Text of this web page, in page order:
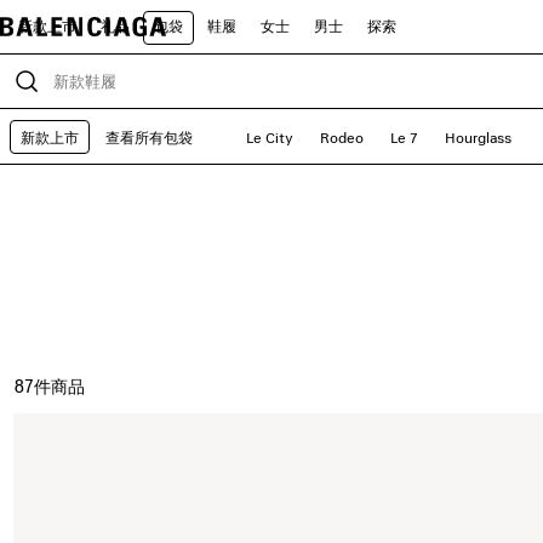
新款上市 礼品 包袋 鞋履 女士 男士 探索
新款上市 查看所有包袋 Le City Rodeo Le 7 Hourglass
87件商品